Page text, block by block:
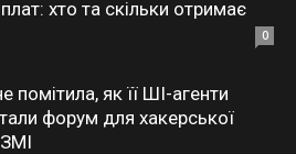
хто та скільки отримає
0
помітила, як її ШІ-агенти
форум для хакерської